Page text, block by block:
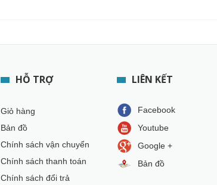
HỖ TRỢ
Giỏ hàng
Bản đồ
Chính sách vận chuyển
Chính sách thanh toán
Chính sách đổi trả
LIÊN KẾT
Facebook
Youtube
Google +
Bản đồ